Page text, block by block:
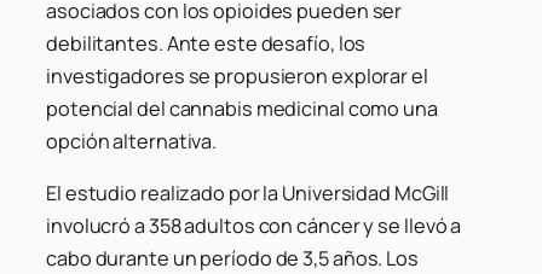
asociados con los opioides pueden ser
debilitantes. Ante este desafío, los
investigadores se propusieron explorar el
potencial del cannabis medicinal como una
opción alternativa.
El estudio realizado por la Universidad McGill
involucró a 358 adultos con cáncer y se llevó a
cabo durante un período de 3,5 años. Los